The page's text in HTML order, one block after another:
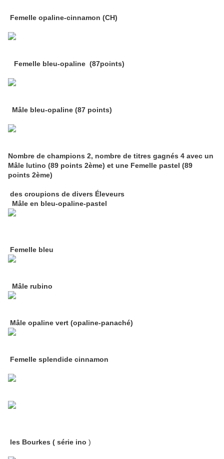
Femelle opaline-cinnamon (CH)
Femelle bleu-opaline (87points)
Mâle bleu-opaline (87 points)
Nombre de champions 2, nombre de titres gagnés 4 avec un
Mâle lutino (89 points 2ème) et une Femelle pastel (89
points 2ème)
des croupions de divers Éleveurs
Mâle en bleu-opaline-pastel
Femelle bleu
Mâle rubino
Mâle opaline vert (opaline-panaché)
Femelle splendide cinnamon
les Bourkes ( série ino )